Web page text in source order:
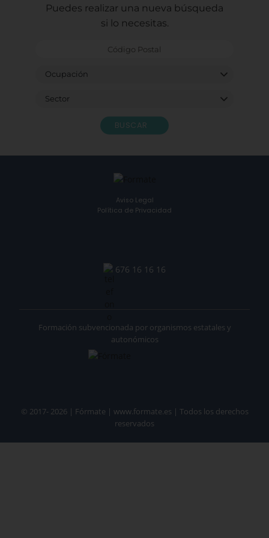
Puedes realizar una nueva búsqueda
si lo necesitas.
BUSCAR
Aviso Legal
Política de Privacidad
676 16 16 16
© 2017- 2026 | Fórmate | www.formate.es | Todos los derechos
reservados
Formación subvencionada por organismos estatales y
autonómicos